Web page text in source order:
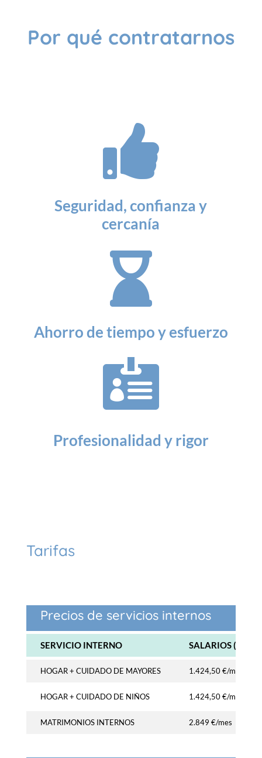
Por qué contratarnos

Seguridad, confianza y
cercanía

Ahorro detiempo y esfuerzo

Profesionalidad y rigor
Tarifas
Precios de servicios internos
SERVICIO INTERNO SALARIOS (12
HOGAR + CUIDADO DE MAYORES 1.424,50€/mes
HOGAR + CUIDADO DE NIÑOS 1.424,50€/mes
MATRIMONIOS INTERNOS 2.849 €/mes